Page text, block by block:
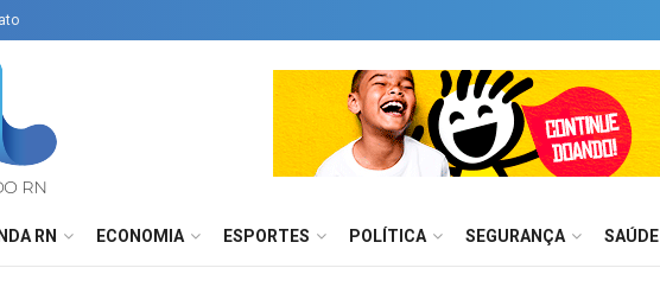
RN ECONOMIA ESPORTES POLÍTICA SEGURANÇA SAÚDE